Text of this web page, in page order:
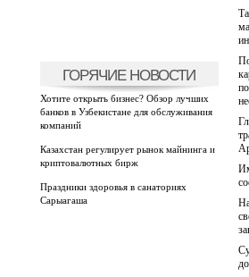
ГОРЯЧИЕ НОВОСТИ
Хотите открыть бизнес? Обзор лучших
банков в Узбекистане для обслуживания
компаний
Казахстан регулирует рынок майнинга и
криптовалютных бирж
Праздники здоровья в санаториях
Сарыагаша